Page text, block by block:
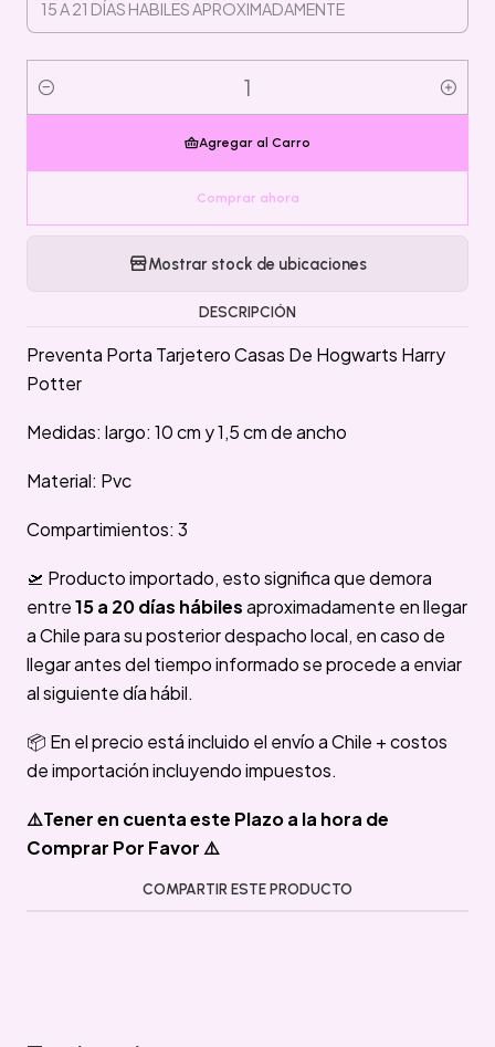
Cantidad
Agregar al Carro
Comprar ahora
Mostrar stock de ubicaciones
DESCRIPCIÓN
Preventa Porta Tarjetero Casas De Hogwarts Harry
Potter
Medidas: largo: 10 cm y 1,5 cm de ancho
Material: Pvc
Compartimientos: 3
🛫 Producto importado, esto significa que demora
entre15 a 20 días hábilesaproximadamente en llegar
a Chile para su posterior despacho local, en caso de
llegar antes del tiempo informado se procede a enviar
al siguiente día hábil.
📦 En el precio está incluido el envío a Chile + costos
de importación incluyendo impuestos.
⚠️Tener en cuenta este Plazo a la hora de
Comprar Por Favor ⚠️
COMPARTIR ESTE PRODUCTO